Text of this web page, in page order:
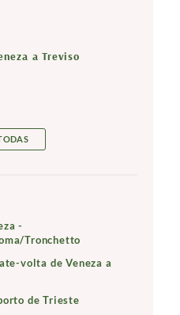
a Treviso
-
Tronchetto
volta de Veneza a
de Trieste